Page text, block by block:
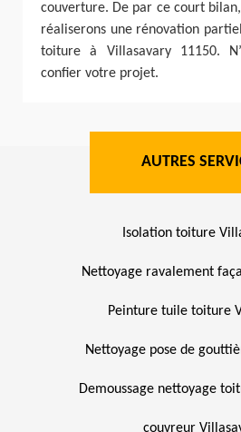
couverture. De par ce court
réaliserons une rénovation
toiture à Villasavary 11150.
confier votre projet.
AUTRES
Isolation toiture
Nettoyage ravalement
Peinture tuile toiture
Nettoyage pose de
Demoussage nettoyage
couvreur